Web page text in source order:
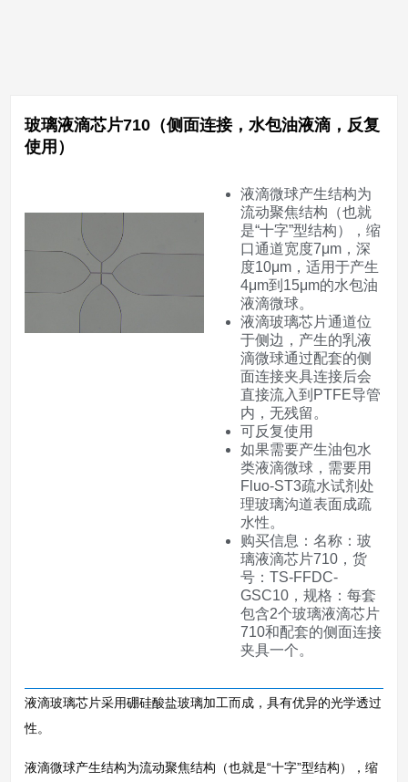
玻璃液滴芯片710（侧面连接，水包油液滴，反复
使用）
液滴微球产生结构为
流动聚焦结构（也就
是“十字”型结构），缩
口通道宽度7μm，深
度10μm，适用于产生
4μm到15μm的水包油
液滴微球。
液滴玻璃芯片通道位
于侧边，产生的乳液
滴微球通过配套的侧
面连接夹具连接后会
直接流入到PTFE导管
内，无残留。
可反复使用
如果需要产生油包水
类液滴微球，需要用
Fluo-ST3疏水试剂处
理玻璃沟道表面成疏
水性。
购买信息：名称：玻
璃液滴芯片710，货
号：TS-FFDC-
GSC10，规格：每套
包含2个玻璃液滴芯片
710和配套的侧面连接
夹具一个。
液滴玻璃芯片采用硼硅酸盐玻璃加工而成，具有优异的光学透过
性。
液滴微球产生结构为流动聚焦结构（也就是“十字”型结构），缩